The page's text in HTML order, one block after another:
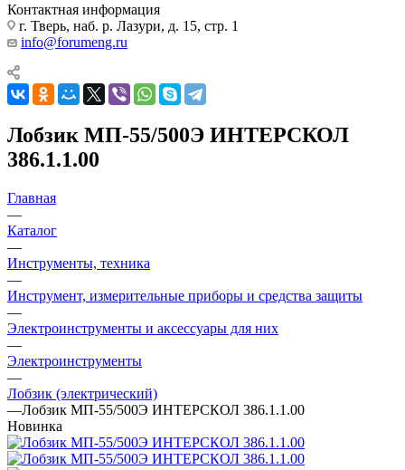
Контактная информация
г. Тверь, наб. р. Лазури, д. 15, стр. 1
info@forumeng.ru
Лобзик МП-55/500Э ИНТЕРСКОЛ
386.1.1.00
Главная
—
Каталог
—
Инструменты, техника
—
Инструмент, измерительные приборы и средства защиты
—
Электроинструменты и аксессуары для них
—
Электроинструменты
—
Лобзик (электрический)
—Лобзик МП-55/500Э ИНТЕРСКОЛ 386.1.1.00
Новинка